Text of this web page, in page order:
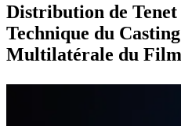
Distribution de
Technique du
Multilatérale du Film